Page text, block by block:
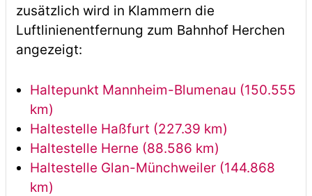
zusätzlich wird in Klammern die
Luftlinienentfernung zum Bahnhof Herchen
angezeigt:
Haltepunkt Mannheim-Blumenau (150.555
km)
Haltestelle Haßfurt (227.39 km)
Haltestelle Herne (88.586 km)
Haltestelle Glan-Münchweiler (144.868
km)